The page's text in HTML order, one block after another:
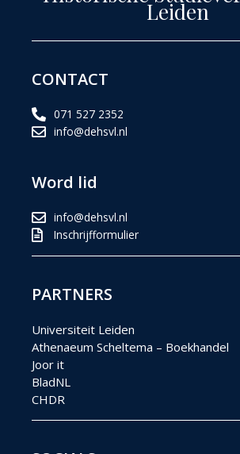
Leiden
CONTACT
071 527 2352
info@dehsvl.nl
Word lid
info@dehsvl.nl
Inschrijfformulier
PARTNERS
Universiteit Leiden
Athenaeum Scheltema – Boekhandel
Joor it
BladNL
CHDR